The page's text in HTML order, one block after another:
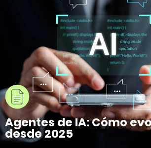
Agentes de IA: Cómo
desde 2025